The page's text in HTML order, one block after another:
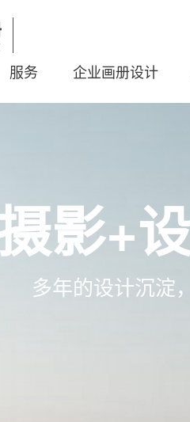
服务 企业画册设计
影+
多年的设计沉淀